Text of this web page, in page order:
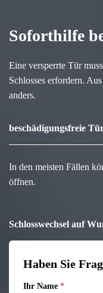
Soforthilfe
Eine versperrte Tür
Schlosses erfordern.
anders.
beschädigungsfreie
In den meisten Fällen
öffnen.
Schlosswechsel auf
Haben Sie
Ihr Name